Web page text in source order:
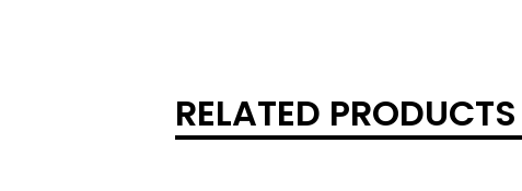
RELATED PRODUCTS